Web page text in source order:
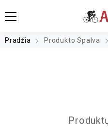
Pradžia Produkto Spalva